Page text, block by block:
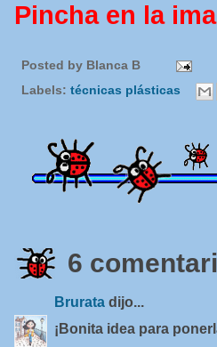
Pincha en la
Posted by Blanca B
Labels: técnicas plásticas
6
Brurata dijo...
¡Bonita idea para